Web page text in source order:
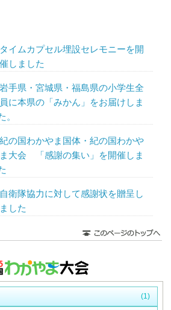
タイムカプセル埋設セレモニーを開
催しました
岩手県・宮城県・福島県の小学生全
員に本県の「みかん」をお届けしま
。
紀の国わかやま国体・紀の国わかや
ま大会 「感謝の集い」を開催しま
自衛隊協力に対して感謝状を贈呈し
ました
(1)